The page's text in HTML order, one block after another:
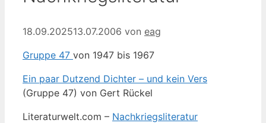
18.09.202513.07.2006 von eag
Gruppe 47 von 1947 bis 1967
Ein paar Dutzend Dichter – und kein Vers
(Gruppe 47) von Gert Rückel
Literaturwelt.com – Nachkriegsliteratur